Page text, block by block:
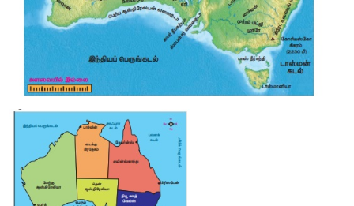
> காங்கோ வடிநிலம்/ ஜையர் வடிநிலம்
> தென் ஆப்பிரிக்கா
சஹாரா:
> ஆப்பிரிக்காவின் வட பகுதியில் உலகப் புகழ்ப்பெற்ற
அமைந்துள்ளது.
> இது உலகின் மிகப்பெரிய வெப்ப மண்டல பாலைவனமாகும்.
> சகாராவின் மேற்கில் அட்லாண்டிக் பெருங்கடலும்,